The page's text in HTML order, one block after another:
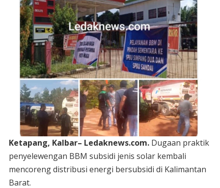
Ketapang, Kalbar– Ledaknews.com.Dugaan praktik
penyelewengan BBM subsidi jenis solar kembali
mencoreng distribusi energi bersubsidi di Kalimantan
Barat.